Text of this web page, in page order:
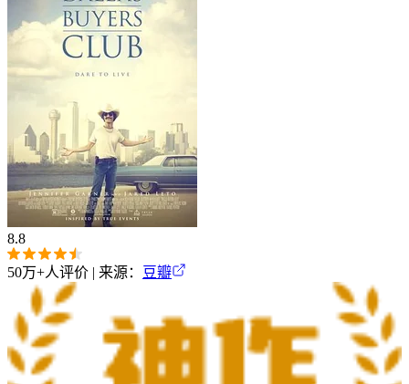
8.8
50万+人评价 | 来源： 豆瓣